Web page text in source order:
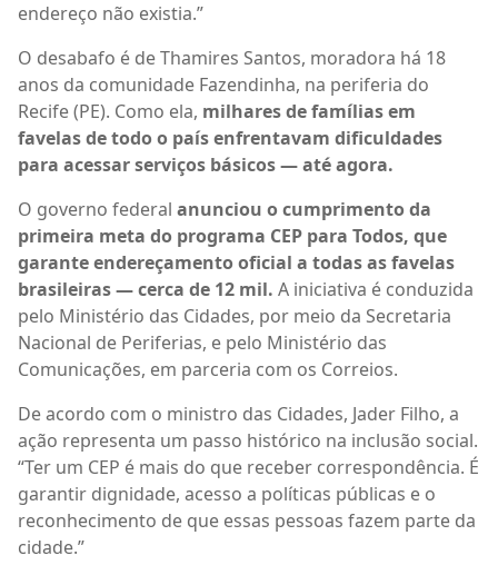
endereço não existia.”
O desabafo é de Thamires Santos, moradora há 18
anos da comunidade Fazendinha, na periferia do
Recife (PE). Como ela, milhares de famílias em
favelas de todo o país enfrentavam dificuldades
para acessar serviços básicos — até agora.
O governo federal anunciou o cumprimento da
primeira meta do programa CEP para Todos, que
garante endereçamento oficial a todas as favelas
brasileiras — cerca de 12 mil. A iniciativa é conduzida
pelo Ministério das Cidades, por meio da Secretaria
Nacional de Periferias, e pelo Ministério das
Comunicações, em parceria com os Correios.
De acordo com o ministro das Cidades, Jader Filho, a
ação representa um passo histórico na inclusão social.
“Ter um CEP é mais do que receber correspondência. É
garantir dignidade, acesso a políticas públicas e o
reconhecimento de que essas pessoas fazem parte da
cidade.”